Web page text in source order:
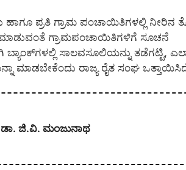
ಪ್ರತಿ ಗ್ರಾಮ ಪಂಚಾಯಿತಿಗಳಲ್ಲಿ ನೀರಿನ
ಮಾಡುವಂತೆ ಗ್ರಾಮಪಂಚಾಯಿತಿಗಳಿಗೆ ಸೂಚನೆ
ಬ್ಯಾಂಕ್‍ಗಳಲ್ಲಿ ಸಾಲವಸೂಲಿಯನ್ನು ತಡೆಗಟ್ಟಿ,
ಮಾಡಬೇಕೆಂದು ರಾಜ್ಯ ರೈತ ಸಂಘ
ಡಾ. ಜಿ.ವಿ. ಮಂಜುನಾಥ